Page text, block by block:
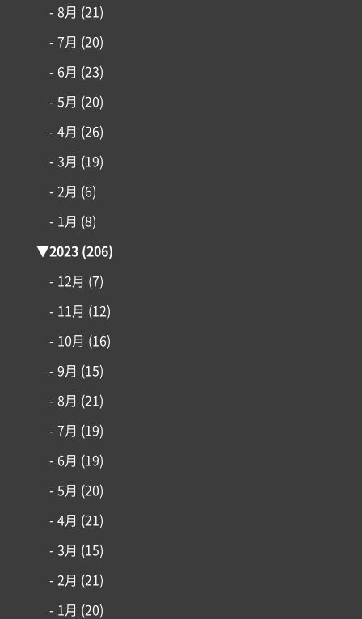
- 8月 (21)
- 7月 (20)
- 6月 (23)
- 5月 (20)
- 4月 (26)
- 3月 (19)
- 2月 (6)
- 1月 (8)
▼2023(206)
- 12月 (7)
- 11月 (12)
- 10月 (16)
- 9月 (15)
- 8月 (21)
- 7月 (19)
- 6月 (19)
- 5月 (20)
- 4月 (21)
- 3月 (15)
- 2月 (21)
- 1月 (20)